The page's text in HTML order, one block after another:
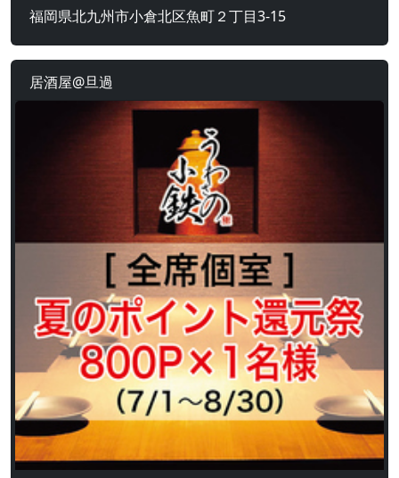
福岡県北九州市小倉北区魚町２丁目3-15
居酒屋@旦過